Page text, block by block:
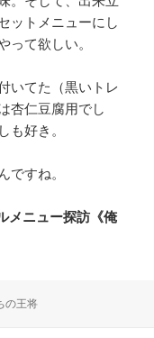
ットメニューにし
て欲しい。
いてた（黒いトレ
杏仁豆腐用でし
も好き。
すね。
メニュー探訪 《俺
の王将